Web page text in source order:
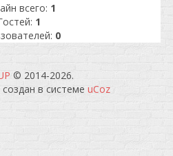
всего: 1
1
0
© 2014-2026.
в системе uCoz